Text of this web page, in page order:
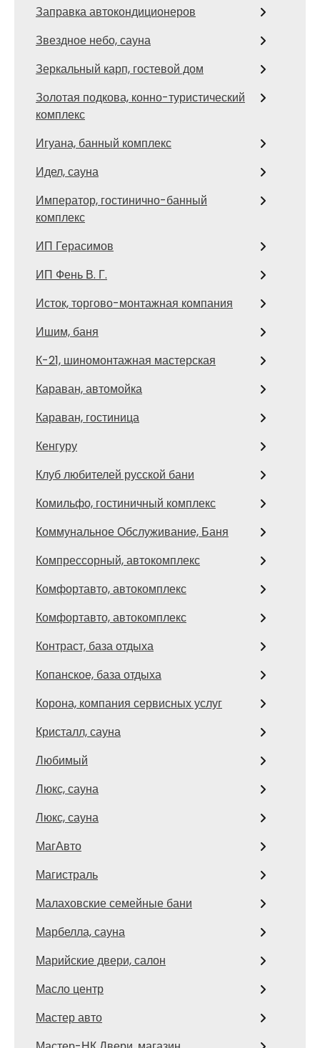
Заправка автокондиционеров
Звездное небо, сауна
Зеркальный карп, гостевой дом
Золотая подкова, конно-туристический
комплекс
Игуана, банный комплекс
Идел, сауна
Император, гостинично-банный
комплекс
ИП Герасимов
ИП Фень В. Г.
Исток, торгово-монтажная компания
Ишим, баня
К-21, шиномонтажная мастерская
Караван, автомойка
Караван, гостиница
Кенгуру
Клуб любителей русской бани
Комильфо, гостиничный комплекс
Коммунальное Обслуживание, Баня
Компрессорный, автокомплекс
Комфортавто, автокомплекс
Комфортавто, автокомплекс
Контраст, база отдыха
Копанское, база отдыха
Корона, компания сервисных услуг
Кристалл, сауна
Любимый
Люкс, сауна
Люкс, сауна
МагАвто
Магистраль
Малаховские семейные бани
Марбелла, сауна
Марийские двери, салон
Масло центр
Мастер авто